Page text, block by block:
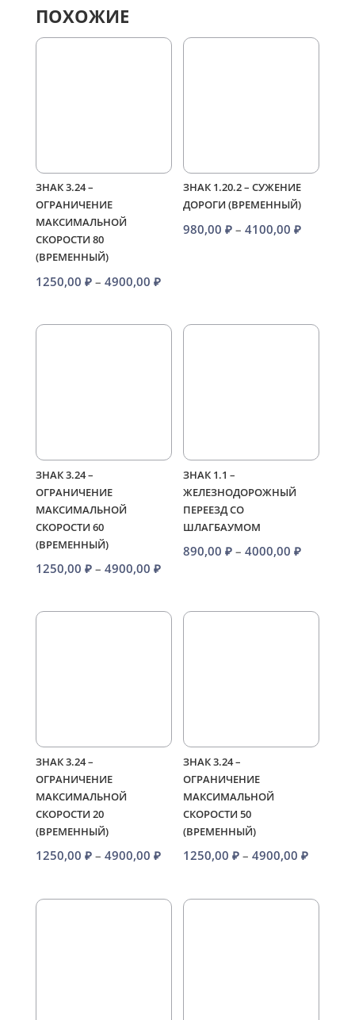
ПОХОЖИЕ
ЗНАК 3.24 –
ОГРАНИЧЕНИЕ
МАКСИМАЛЬНОЙ
СКОРОСТИ 80
(ВРЕМЕННЫЙ)
1250,00 ₽ – 4900,00 ₽Диапазон
1250,00 ₽
ЗНАК 1.20.2 – СУЖЕНИЕ
ДОРОГИ (ВРЕМЕННЫЙ)
980,00₽ – 4100,00₽
ЗНАК 3.24 –
ОГРАНИЧЕНИЕ
МАКСИМАЛЬНОЙ
СКОРОСТИ 60
(ВРЕМЕННЫЙ)
1250,00 ₽ – 4900,00 ₽Диапазон
1250,00 ₽
ЗНАК 1.1 –
ЖЕЛЕЗНОДОРОЖНЫЙ
ПЕРЕЕЗД СО
ШЛАГБАУМОМ
890,00₽ – 4000,00₽
–
ЗНАК 3.24 –
ОГРАНИЧЕНИЕ
МАКСИМАЛЬНОЙ
СКОРОСТИ 20
(ВРЕМЕННЫЙ)
1250,00 ₽ – 4900,00 ₽Диапазон
1250,00 ₽
ЗНАК 3.24 –
ОГРАНИЧЕНИЕ
МАКСИМАЛЬНОЙ
СКОРОСТИ 50
(ВРЕМЕННЫЙ)
1250,00₽ – 4900,00₽